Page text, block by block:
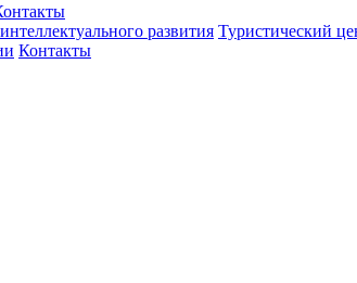
развития Туристический
Контакты